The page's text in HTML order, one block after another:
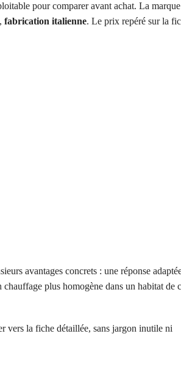
pour comparer avant achat. La
, fabrication italienne. Le prix repéré sur la
avantages concrets : une réponse
plus homogène dans un habitat de
vers la fiche détaillée, sans jargon inutile ni